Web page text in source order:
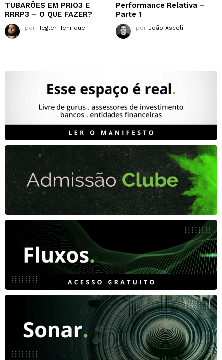
TUBARÕES EM PRIO3 E
RRRP3 – O QUE FAZER?
por Hegler Henrique
Performance Relativa –
Parte 1
por João Ascoli